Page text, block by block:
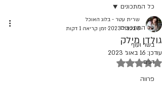
כל המתכונים
בשר ועוף
דגים
פרווה
כל המתכונים
גולדן מילק
שרית עטר - בלוג האוכל
8 בפבר׳ 2023
זמן קריאה 1 דקות
עודכן: 16 באוג׳ 2023
דירוג של NaN מתוך 5 כוכבים